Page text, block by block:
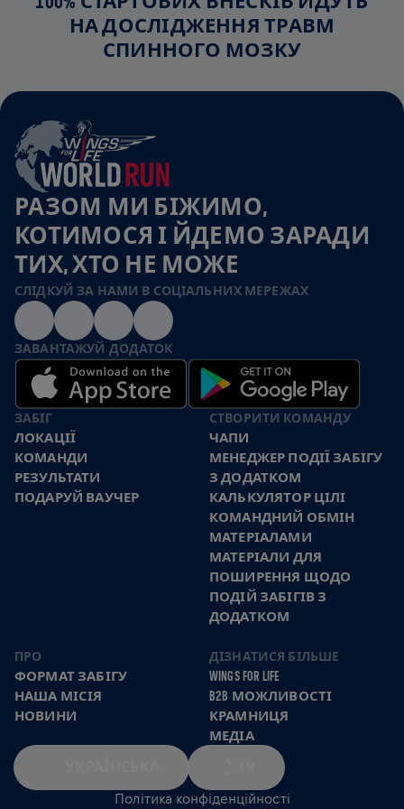
НА ДОСЛІДЖЕННЯ ТРАВМ
СПИННОГО МОЗКУ
РАЗОМ МИ БІЖИМО,
КОТИМОСЯ І ЙДЕМО ЗАРАДИ
ТИХ, ХТО НЕ МОЖЕ
СЛІДКУЙ ЗА НАМИ В СОЦІАЛЬНИХ МЕРЕЖАХ
ЗАВАНТАЖУЙ ДОДАТОК
ЗАБІГ
ЛОКАЦІЇ
КОМАНДИ
РЕЗУЛЬТАТИ
ПОДАРУЙ ВАУЧЕР
СТВОРИТИ КОМАНДУ
ЧАПИ
МЕНЕДЖЕР ПОДІЇ ЗАБІГУ
З ДОДАТКОМ
КАЛЬКУЛЯТОР ЦІЛІ
КОМАНДНИЙ ОБМІН
МАТЕРІАЛАМИ
МАТЕРІАЛИ ДЛЯ
ПОШИРЕННЯ ЩОДО
ПОДІЙ ЗАБІГІВ З
ДОДАТКОМ
ПРО
ФОРМАТ ЗАБІГУ
НАША МІСІЯ
НОВИНИ
ДІЗНАТИСЯ БІЛЬШЕ
WINGS FOR LIFE
B2B МОЖЛИВОСТІ
КРАМНИЦЯ
МЕДІА
Політика конфіденційності